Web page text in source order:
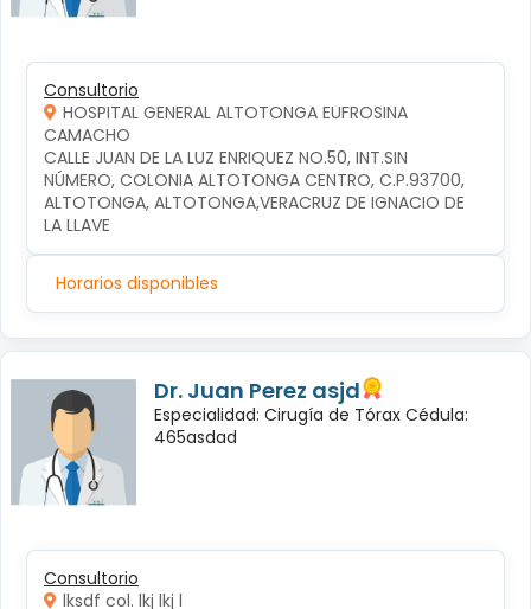
Consultorio
HOSPITAL GENERAL ALTOTONGA EUFROSINA
CAMACHO
CALLE JUAN DE LA LUZ ENRIQUEZ NO.50, INT.SIN
NÚMERO, COLONIA ALTOTONGA CENTRO, C.P.93700,
ALTOTONGA, ALTOTONGA,VERACRUZ DE IGNACIO DE
LA LLAVE
Horarios disponibles
Dr. Juan Perez asjd
Especialidad: Cirugía de Tórax Cédula:
465asdad
Consultorio
lksdf col. lkj lkj l